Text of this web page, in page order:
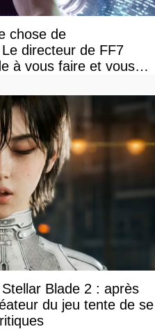
chose de
directeur de FF7
à vous faire et vous
Blade 2 : après
du jeu tente de se